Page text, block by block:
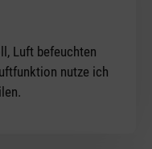
Luft befeuchten
nutze ich